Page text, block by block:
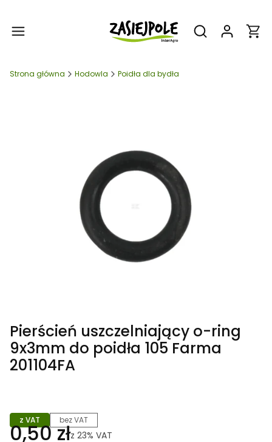
Otwórz
Strona główna Hodowla Poidła dla bydła
Pierścień uszczelniający o-ring
9x3mm do poidła 105 Farma
201104FA
z VAT bez VAT
0,50 złz 23% VAT